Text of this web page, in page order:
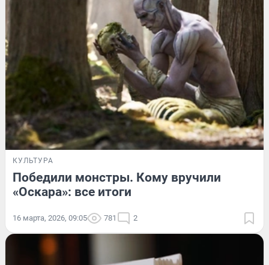
КУЛЬТУРА
Победили монстры. Кому вручили
«Оскара»: все итоги
16 марта, 2026, 09:05 781 2